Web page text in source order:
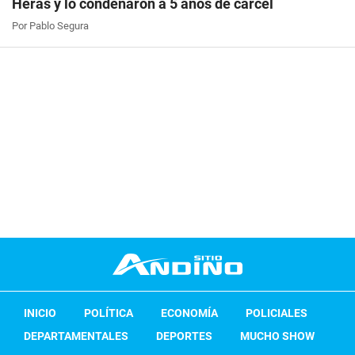
Por Pablo Segura
INICIO POLÍTICA ECONOMÍA
POLICIALES
DEPARTAMENTALES
DEPORTES
MUCHO SHOW